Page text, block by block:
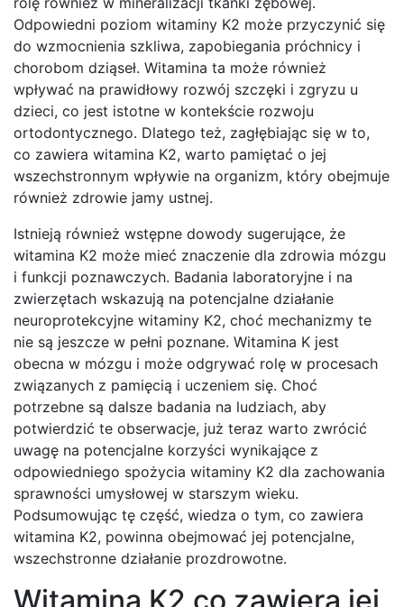
Odpowiedni poziom witaminy K2 może przyczynić się
do wzmocnienia szkliwa, zapobiegania próchnicy i
chorobom dziąseł. Witamina ta może również
wpływać na prawidłowy rozwój szczęki i zgryzu u
dzieci, co jest istotne w kontekście rozwoju
ortodontycznego. Dlatego też, zagłębiając się w to,
co zawiera witamina K2, warto pamiętać o jej
wszechstronnym wpływie na organizm, który obejmuje
również zdrowie jamy ustnej.
Istnieją również wstępne dowody sugerujące, że
witamina K2 może mieć znaczenie dla zdrowia mózgu
i funkcji poznawczych. Badania laboratoryjne i na
zwierzętach wskazują na potencjalne działanie
neuroprotekcyjne witaminy K2, choć mechanizmy te
nie są jeszcze w pełni poznane. Witamina K jest
obecna w mózgu i może odgrywać rolę w procesach
związanych z pamięcią i uczeniem się. Choć
potrzebne są dalsze badania na ludziach, aby
potwierdzić te obserwacje, już teraz warto zwrócić
uwagę na potencjalne korzyści wynikające z
odpowiedniego spożycia witaminy K2 dla zachowania
sprawności umysłowej w starszym wieku.
Podsumowując tę część, wiedza o tym, co zawiera
witamina K2, powinna obejmować jej potencjalne,
wszechstronne działanie prozdrowotne.
Witamina K2 co zawiera jej